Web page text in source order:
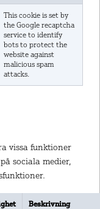
This cookie is set by
the Google recaptcha
service to identify
bots to protect the
website against
malicious spam
attacks.
vissa funktioner
sociala medier,
Beskrivning